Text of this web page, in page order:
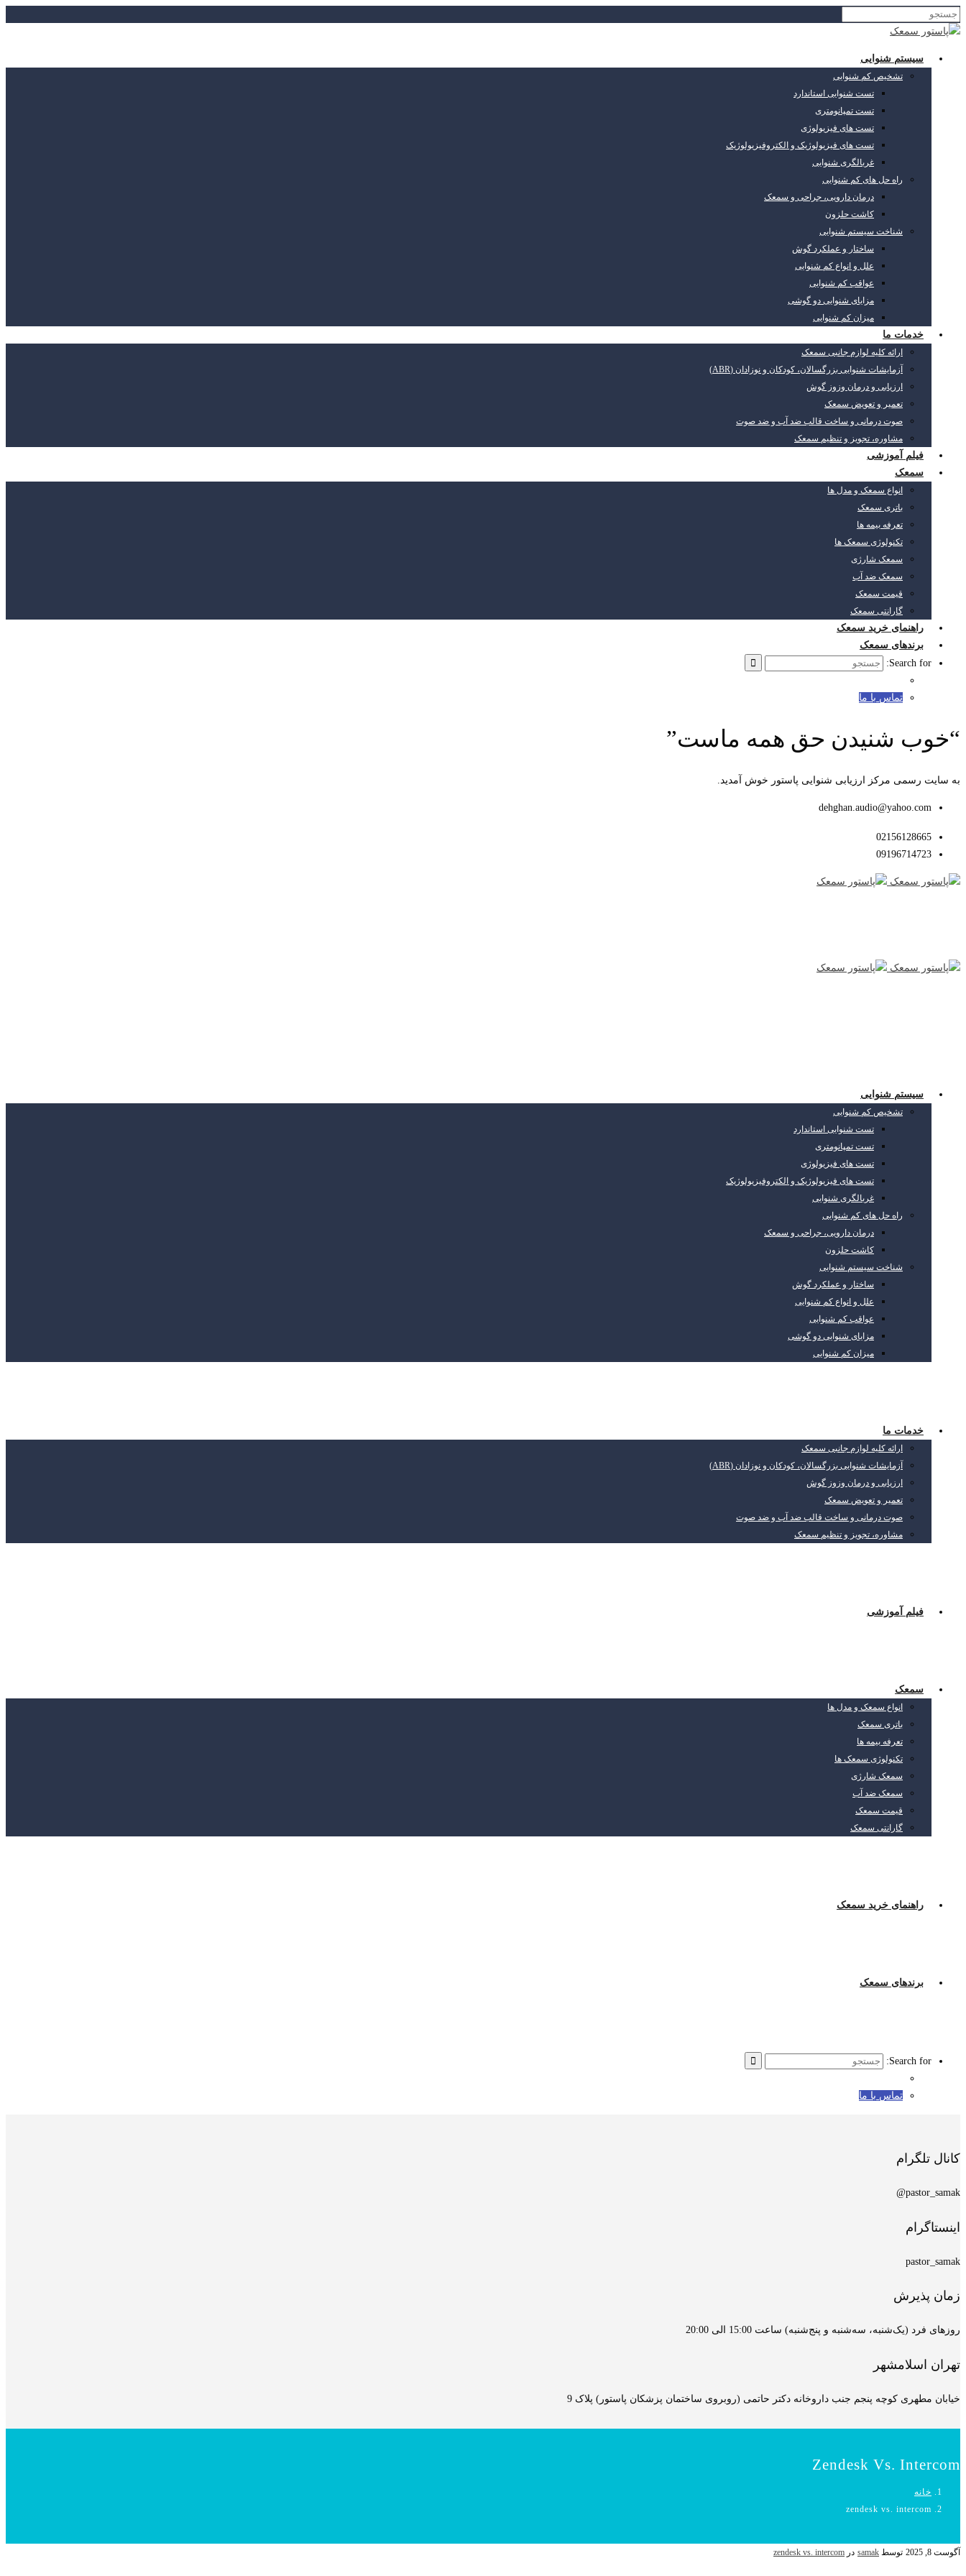
سیستم شنوایی
تشخیص کم شنوایی
تست شنوایی استاندارد
تست تمپانومتری
تست های فیزیولوژی
تست های فیزیولوژیک و الکتروفیزیولوژیک
غربالگری شنوایی
راه حل های کم شنوایی
درمان دارویی، جراحی و سمعک
کاشت حلزون
شناخت سیستم شنوایی
ساختار و عملکرد گوش
علل و انواع کم شنوایی
عواقب کم شنوایی
مزایای شنوایی دو گوشی
میزان کم شنوایی
خدمات ما
ارائه کلیه لوازم جانبی سمعک
آزمایشات شنوایی بزرگسالان، کودکان و نوزادان (ABR)
ارزیابی و درمان وزوز گوش
تعمیر و تعویض سمعک
صوت درمانی و ساخت قالب ضد آب و ضد صوت
مشاوره، تجویز و تنظیم سمعک
فیلم آموزشی
سمعک
انواع سمعک و مدل ها
باتری سمعک
تعرفه بیمه ها
تکنولوژی سمعک ها
سمعک شارژی
سمعک ضد آب
قیمت سمعک
گارانتی سمعک
راهنمای خرید سمعک
برندهای سمعک
Search for:
تماس با ما
“خوب شنیدن حق همه ماست”
به سایت رسمی مرکز ارزیابی شنوایی پاستور خوش آمدید.
dehghan.audio@yahoo.com
02156128665
09196714723
سیستم شنوایی
تشخیص کم شنوایی
تست شنوایی استاندارد
تست تمپانومتری
تست های فیزیولوژی
تست های فیزیولوژیک و الکتروفیزیولوژیک
غربالگری شنوایی
راه حل های کم شنوایی
درمان دارویی، جراحی و سمعک
کاشت حلزون
شناخت سیستم شنوایی
ساختار و عملکرد گوش
علل و انواع کم شنوایی
عواقب کم شنوایی
مزایای شنوایی دو گوشی
میزان کم شنوایی
خدمات ما
ارائه کلیه لوازم جانبی سمعک
آزمایشات شنوایی بزرگسالان، کودکان و نوزادان (ABR)
ارزیابی و درمان وزوز گوش
تعمیر و تعویض سمعک
صوت درمانی و ساخت قالب ضد آب و ضد صوت
مشاوره، تجویز و تنظیم سمعک
فیلم آموزشی
سمعک
انواع سمعک و مدل ها
باتری سمعک
تعرفه بیمه ها
تکنولوژی سمعک ها
سمعک شارژی
سمعک ضد آب
قیمت سمعک
گارانتی سمعک
راهنمای خرید سمعک
برندهای سمعک
Search for:
تماس با ما
کانال تلگرام
pastor_samak@
اینستاگرام
pastor_samak
زمان پذیرش
روزهای فرد (یک‌شنبه، سه‌شنبه و پنج‌شنبه) ساعت 15:00 الی 20:00
تهران اسلامشهر
خیابان مطهری کوچه پنجم جنب داروخانه دکتر حاتمی (روبروی ساختمان پزشکان پاستور) پلاک 9
Zendesk Vs. Intercom
خانه
zendesk vs. intercom
آگوست 8, 2025 توسط samak در zendesk vs. intercom